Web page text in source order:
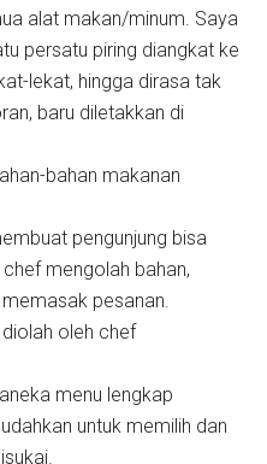
alat makan/minum. Saya
persatu piring diangkat ke
lekat, hingga dirasa tak
baru diletakkan di
bahan makanan
pengunjung bisa
mengolah bahan,
pesanan.
oleh chef
menu lengkap
untuk memilih dan